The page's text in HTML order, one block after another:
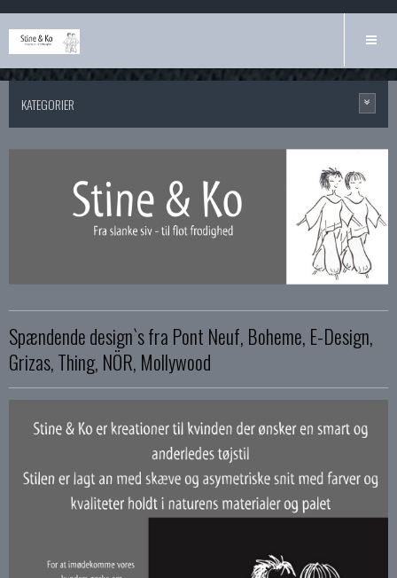
KATEGORIER
Spændende design`s fra Pont Neuf, Boheme, E-Design,
Grizas, Thing, NÖR, Mollywood